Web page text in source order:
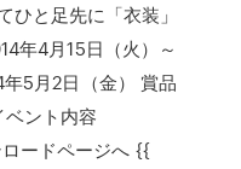
ひと足先に「衣装」
年4月15日（火）～
5月2日（金） 賞品
ント内容
ードページへ {{